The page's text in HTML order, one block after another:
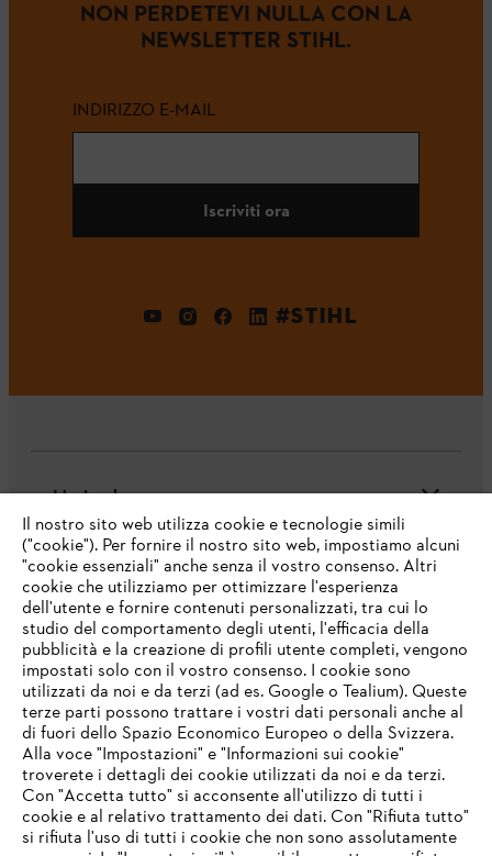
NON PERDETEVI NULLA CON LA
NEWSLETTER STIHL.
INDIRIZZO E-MAIL
Iscriviti ora
#STIHL
L'azienda
Domande frequenti
Assistenza
Protezione dati Nota legale Cookies
IHR BROWSER WIRD NICHT
UNTERSTÜTZT
Sie nutzen einen Browser, den wir noch nicht unterstützen. Für
eine optimale Nutzung unserer Seite empfehlen wir Ihnen, zu
Il nostro sito web utilizza cookie e tecnologie simili
("cookie"). Per fornire il nostro sito web, impostiamo alcuni
"cookie essenziali" anche senza il vostro consenso. Altri
cookie che utilizziamo per ottimizzare l'esperienza
dell'utente e fornire contenuti personalizzati, tra cui lo
studio del comportamento degli utenti, l'efficacia della
pubblicità e la creazione di profili utente completi, vengono
impostati solo con il vostro consenso. I cookie sono
utilizzati da noi e da terzi (ad es. Google o Tealium). Queste
terze parti possono trattare i vostri dati personali anche al
di fuori dello Spazio Economico Europeo o della Svizzera.
Alla voce "Impostazioni" e "Informazioni sui cookie"
troverete i dettagli dei cookie utilizzati da noi e da terzi.
Con "Accetta tutto" si acconsente all'utilizzo di tutti i
cookie e al relativo trattamento dei dati. Con "Rifiuta tutto"
si rifiuta l'uso di tutti i cookie che non sono assolutamente